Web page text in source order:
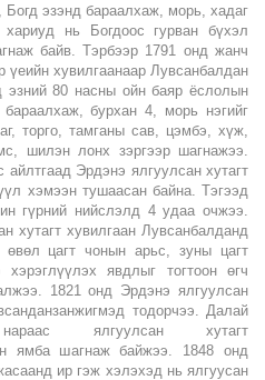
эзэнд бараалхаж, морь, хадаг
хариуд нь Богдоос гурван бүхэл
байв. Тэрбээр 1791 онд жанч
хувилгаанаар Лувсанбалдан
эзний 80 насны ойн баяр ёслолын
бурхан 4, морь нэгийг
торго, тамганы сав, цэмбэ, хүж,
шилэн лонх зэргээр шагнажээ.
айлтгаад Эрдэнэ ялгуулсан хутагт
хэмээн тушаасан байна. Тэгээд
гүрний нийслэлд 4 удаа очжээ.
хутагт хувилгаан Лувсанбалданд
өвөл цагт чонын арьс, зуны цагт
явдлыг тогтоон өгч
1821 онд Эрдэнэ ялгуулсан
тодорчээ. Далай
ялгуулсан хутагт
ямба шагнаж байжээ. 1848 онд
ир гэж хэлэхэд нь ялгуусан